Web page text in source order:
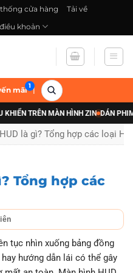
cửa hàng
Tải về
khoản
mãi |
TRÊN MÀN HÌNH ZIN DÁN PHIM
là gì? Tổng hợp các loại
Tổng hợp các
tục nhìn xuống bảng đồng
hướng dẫn lái có thể gây